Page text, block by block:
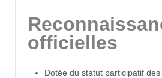
officielles
Dotée du statut participatif